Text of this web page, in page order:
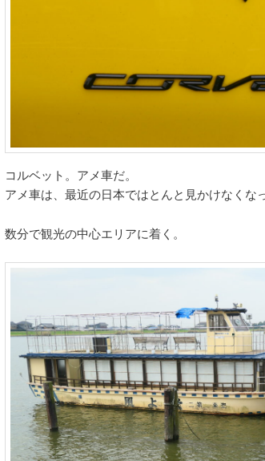
コルベット。アメ車だ。
アメ車は、最近の日本ではとんと見かけなくな
数分で観光の中心エリアに着く。